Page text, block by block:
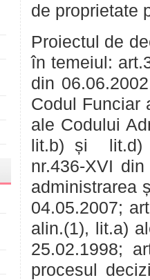
de proprietate
Proiectul de
în temeiul:
din
Codul Funciar
ale Codului
lit.b) și lit.d)
nr.436-XVI
administrarea
04.05.2007;
alin.(1), lit.a)
25.02.1998;
procesul